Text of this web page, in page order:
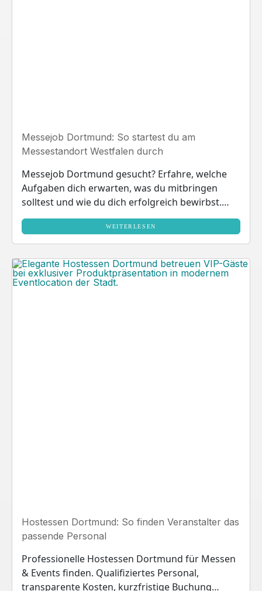
Messejob Dortmund: So startest du am
Messestandort Westfalen durch
Messejob Dortmund gesucht? Erfahre, welche
Aufgaben dich erwarten, was du mitbringen
solltest und wie du dich erfolgreich bewirbst.
Jetzt starten!
WEITERLESEN
Hostessen Dortmund: So finden Veranstalter das
passende Personal
Professionelle Hostessen Dortmund für Messen
& Events finden. Qualifiziertes Personal,
transparente Kosten, kurzfristige Buchung